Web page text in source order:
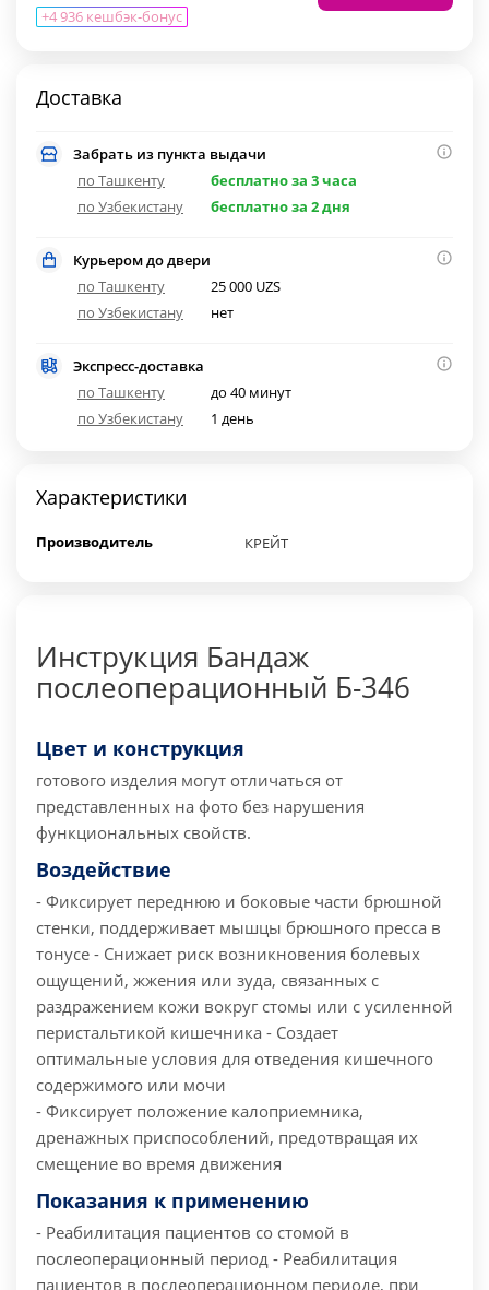
+4 936 кешбэк-бонус
Доставка
Забрать из пункта выдачи
по Ташкенту
бесплатно за 3 часа
по Узбекистану
бесплатно за 2 дня
Курьером до двери
по Ташкенту
25 000 UZS
по Узбекистану
нет
Экспресс-доставка
по Ташкенту
до 40 минут
по Узбекистану
1 день
Характеристики
Производитель КРЕЙТ
Инструкция Бандаж
послеоперационный Б-346
Цвет и конструкция
готового изделия могут отличаться от
представленных на фото без нарушения
функциональных свойств.
Воздействие
- Фиксирует переднюю и боковые части брюшной
стенки, поддерживает мышцы брюшного пресса в
тонусе - Снижает риск возникновения болевых
ощущений, жжения или зуда, связанных с
раздражением кожи вокруг стомы или с усиленной
перистальтикой кишечника - Создает
оптимальные условия для отведения кишечного
содержимого или мочи
- Фиксирует положение калоприемника,
дренажных приспособлений, предотвращая их
смещение во время движения
Показания к применению
- Реабилитация пациентов со стомой в
послеоперационный период - Реабилитация
пациентов в послеоперационном периоде, при